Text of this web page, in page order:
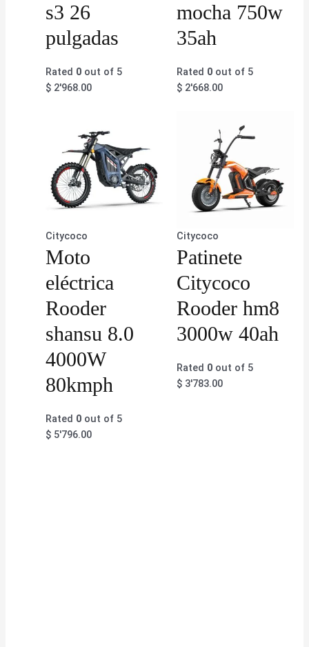
s3 26
pulgadas
Rated 0 out of 5
$ 2'968.00
mocha 750w
35ah
Rated 0out of 5
$2'668.00
Citycoco
Moto
eléctrica
Rooder
shansu 8.0
4000W
80kmph
Rated 0 out of 5
$ 5'796.00
Citycoco
Patinete
Citycoco
Rooder hm8
3000w 40ah
Rated 0out of 5
$3'783.00